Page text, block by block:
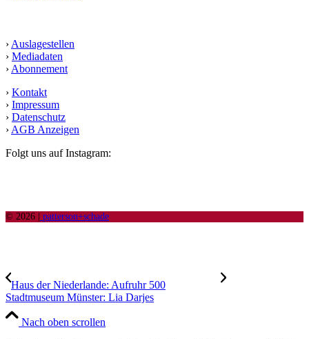
› Auslagestellen
› Mediadaten
› Abonnement
› Kontakt
› Impressum
› Datenschutz
› AGB Anzeigen
Folgt uns auf Instagram:
© 2026 | patterson+schade
Haus der Niederlande: Aufruhr 500
Stadtmuseum Münster: Lia Darjes
Nach oben scrollen